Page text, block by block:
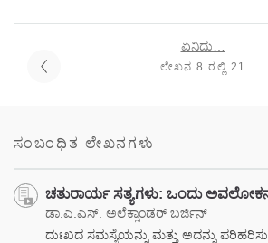
ಏನಿದು…
ಲೇಖನ 8 ರಲ್ಲಿ 21
ಸಂಬಂಧಿತ ಲೇಖನಗಳು
ಚತುರಾರ್ಯ ಸತ್ಯಗಳು: ಒಂದು
ಡಾ.ಎ.ಎಸ್. ಅಲೆಕ್ಸಾಂಡರ್ ಬರ್ಜಿನ್
ದುಃಖದ ಸಮಸ್ಯೆಯನ್ನು ಮತ್ತು ಅದನ್ನು